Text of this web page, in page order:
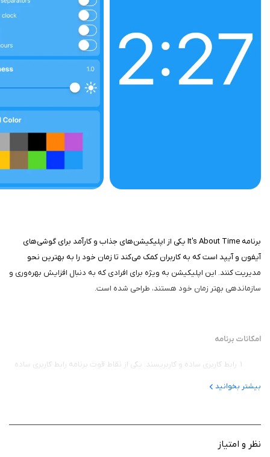
برنامه It's About Time یکی از اپلیکیشن‌های جذاب و کارآمد برای گوشی‌های
آیفون و آیپد است که به کاربران کمک می‌کند تا زمان خود را به بهترین نحو
مدیریت کنند. این اپلیکیشن به ویژه برای افرادی که به دنبال افزایش بهره‌وری و
سازماندهی بهتر زمان خود هستند، طراحی شده است.
امکانات برنامه
رابط کاربری ساده و کاربرپسند: یکی از نقاط قوت برنامه رابط کاربری ساده
دسترسی پیدا کنند.
قابلیت‌های مدیریت زمان: این برنامه امکانات متنوعی برای مدیریت زمان
بیشتر بخوانید
نظر و امتیاز